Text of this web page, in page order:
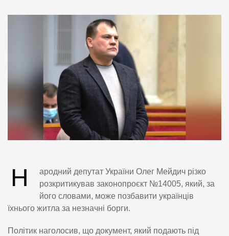
Н
ародний депутат України Олег Мейдич різко
розкритикував законопроєкт №14005, який, за
його словами, може позбавити українців
їхнього житла за незначні борги.
Політик наголосив, що документ, який подають під